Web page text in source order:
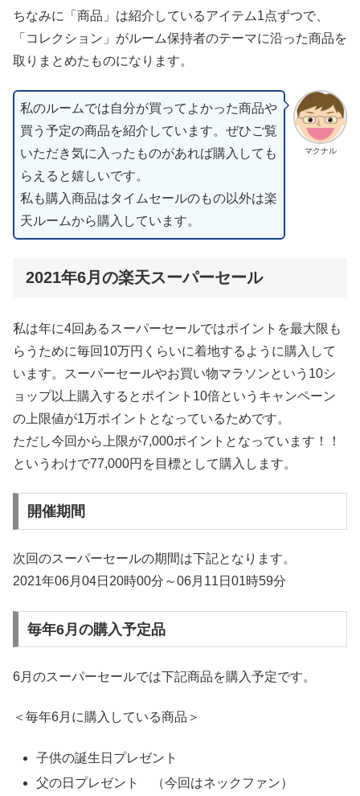
ちなみに「商品」は紹介しているアイテム1点ずつで、
「コレクション」がルーム保持者のテーマに沿った商品を
取りまとめたものになります。
マクナル
私のルームでは自分が買ってよかった商品や
買う予定の商品を紹介しています。ぜひご覧
いただき気に入ったものがあれば購入しても
らえると嬉しいです。
私も購入商品はタイムセールのもの以外は楽
天ルームから購入しています。
2021年6月の楽天スーパーセール
私は年に4回あるスーパーセールではポイントを最大限も
らうために毎回10万円くらいに着地するように購入して
います。スーパーセールやお買い物マラソンという10シ
ョップ以上購入するとポイント10倍というキャンペーン
の上限値が1万ポイントとなっているためです。
ただし今回から上限が7,000ポイントとなっています！！
というわけで77,000円を目標として購入します。
開催期間
次回のスーパーセールの期間は下記となります。
2021年06月04日20時00分～06月11日01時59分
毎年6月の購入予定品
6月のスーパーセールでは下記商品を購入予定です。
＜毎年6月に購入している商品＞
子供の誕生日プレゼント
父の日プレゼント （今回はネックファン）